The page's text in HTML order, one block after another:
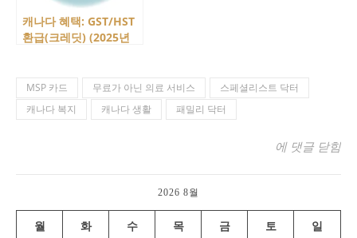
캐나다 혜택: GST/HST
환급(크레딧) (2025년
MSP 카드 무료가 아닌 의료 서비스
스페셜리스트 닥터
캐나다 복지
캐나다 생활 패밀리 닥터
캐나다 의료 :
에 댓글 닫힘
2026 8월
월 화 수 목 금 토 일